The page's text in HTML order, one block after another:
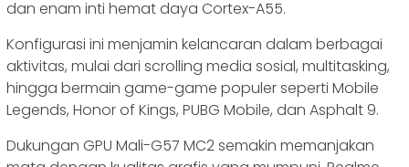
dan enam inti hemat daya Cortex-A55.
Konfigurasi ini menjamin kelancaran dalam berbagai
aktivitas, mulai dari scrolling media sosial, multitasking,
hingga bermain game-game populer seperti Mobile
Legends, Honor of Kings, PUBG Mobile, dan Asphalt 9.
Dukungan GPU Mali-G57 MC2 semakin memanjakan